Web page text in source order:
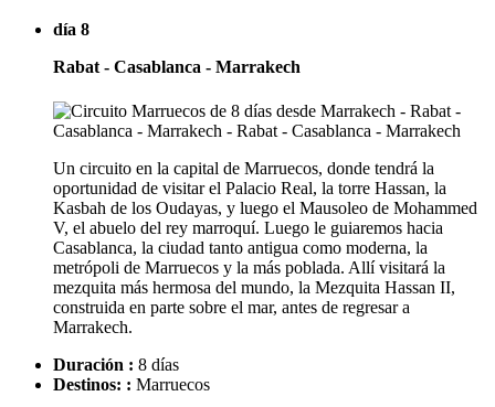
día 8
Rabat - Casablanca - Marrakech
Un circuito en la capital de Marruecos, donde tendrá la
oportunidad de visitar el Palacio Real, la torre Hassan, la
Kasbah de los Oudayas, y luego el Mausoleo de Mohammed
V, el abuelo del rey marroquí. Luego le guiaremos hacia
Casablanca, la ciudad tanto antigua como moderna, la
metrópoli de Marruecos y la más poblada. Allí visitará la
mezquita más hermosa del mundo, la Mezquita Hassan II,
construida en parte sobre el mar, antes de regresar a
Marrakech.
Duración : 8 días
Destinos: : Marruecos